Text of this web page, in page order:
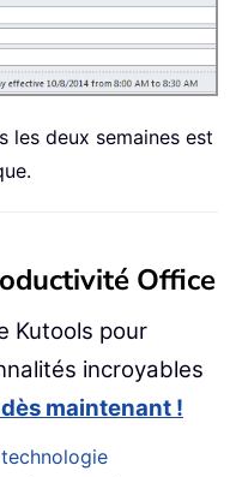
les deux semaines est
Office
Kutools pour
incroyables
maintenant !